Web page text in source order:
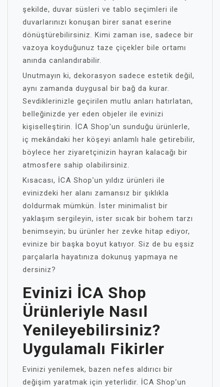
şekilde, duvar süsleri ve tablo seçimleri ile
duvarlarınızı konuşan birer sanat eserine
dönüştürebilirsiniz. Kimi zaman ise, sadece bir
vazoya koyduğunuz taze çiçekler bile ortamı
anında canlandırabilir.
Unutmayın ki, dekorasyon sadece estetik değil,
aynı zamanda duygusal bir bağ da kurar.
Sevdiklerinizle geçirilen mutlu anları hatırlatan,
belleğinizde yer eden objeler ile evinizi
kişiselleştirin. İCA Shop'un sunduğu ürünlerle,
iç mekândaki her köşeyi anlamlı hale getirebilir,
böylece her ziyaretçinizin hayran kalacağı bir
atmosfere sahip olabilirsiniz.
Kısacası, İCA Shop'un yıldız ürünleri ile
evinizdeki her alanı zamansız bir şıklıkla
doldurmak mümkün. İster minimalist bir
yaklaşım sergileyin, ister sıcak bir bohem tarzı
benimseyin; bu ürünler her zevke hitap ediyor,
evinize bir başka boyut katıyor. Siz de bu eşsiz
parçalarla hayatınıza dokunuş yapmaya ne
dersiniz?
Evinizi İCA Shop
Ürünleriyle Nasıl
Yenileyebilirsiniz?
Uygulamalı Fikirler
Evinizi yenilemek, bazen nefes aldırıcı bir
değişim yaratmak için yeterlidir. İCA Shop’un